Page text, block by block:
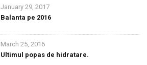
January 29, 2017
Balanta pe 2016
March 25, 2016
Ultimul popas de hidratare.